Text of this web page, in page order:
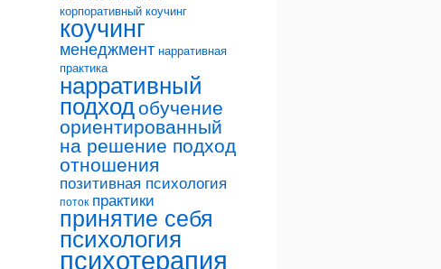
корпоративный коучинг
коучинг
менеджмент нарративная
практика
нарративный
подходобучение
ориентированный
на решение подход
отношения
позитивная психология
поток практики
принятие себя
психология
психотерапия